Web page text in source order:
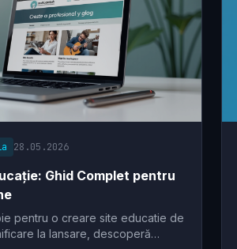
28.05.2026
Ghid Complet pentru
pentru o creare site educatie de
la lansare, descoperă